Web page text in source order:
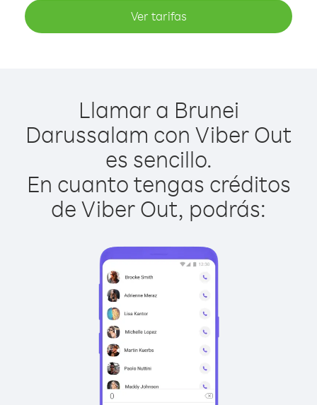
Ver tarifas
Llamar a Brunei
Darussalam con Viber Out
es sencillo.
En cuanto tengas créditos
de Viber Out, podrás: